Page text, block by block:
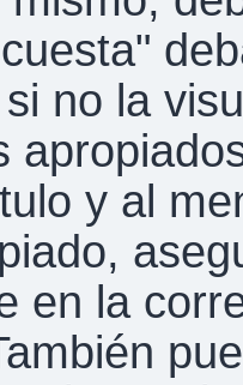
no la
y al
en la